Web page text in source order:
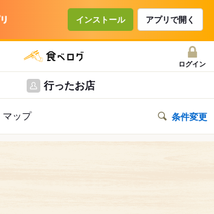
インストール アプリで開く
ログイン
行ったお店
マップ 条件変更